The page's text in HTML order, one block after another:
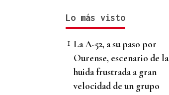
Lo más visto
La A-52, a su paso por
Ourense, escenario de la
huida frustrada a gran
velocidad de un grupo